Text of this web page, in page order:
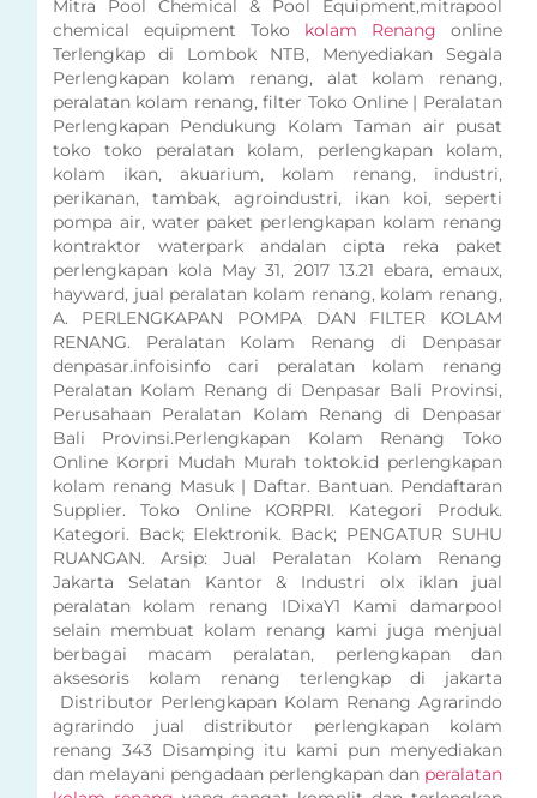
Mitra Pool Chemical & Pool Equipment,mitrapool
chemical equipment Toko kolam Renang online
Terlengkap di Lombok NTB, Menyediakan Segala
Perlengkapan kolam renang, alat kolam renang,
peralatan kolam renang, filter Toko Online | Peralatan
Perlengkapan Pendukung Kolam Taman air pusat
toko toko peralatan kolam, perlengkapan kolam,
kolam ikan, akuarium, kolam renang, industri,
perikanan, tambak, agroindustri, ikan koi, seperti
pompa air, water paket perlengkapan kolam renang
kontraktor waterpark andalan cipta reka paket
perlengkapan kola May 31, 2017 13.21 ebara, emaux,
hayward, jual peralatan kolam renang, kolam renang,
A. PERLENGKAPAN POMPA DAN FILTER KOLAM
RENANG. Peralatan Kolam Renang di Denpasar
denpasar.infoisinfo cari peralatan kolam renang
Peralatan Kolam Renang di Denpasar Bali Provinsi,
Perusahaan Peralatan Kolam Renang di Denpasar
Bali Provinsi.Perlengkapan Kolam Renang Toko
Online Korpri Mudah Murah toktok.id perlengkapan
kolam renang Masuk | Daftar. Bantuan. Pendaftaran
Supplier. Toko Online KORPRI. Kategori Produk.
Kategori. Back; Elektronik. Back; PENGATUR SUHU
RUANGAN. Arsip: Jual Peralatan Kolam Renang
Jakarta Selatan Kantor & Industri olx iklan jual
peralatan kolam renang IDixaY1 Kami damarpool
selain membuat kolam renang kami juga menjual
berbagai macam peralatan, perlengkapan dan
aksesoris kolam renang terlengkap di jakarta
Distributor Perlengkapan Kolam Renang Agrarindo
agrarindo jual distributor perlengkapan kolam
renang 343 Disamping itu kami pun menyediakan
dan melayani pengadaan perlengkapan dan peralatan